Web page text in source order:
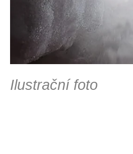
Ilustrační foto